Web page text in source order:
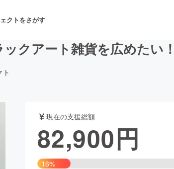
クトをさがす
・パフォーマンス
ファッション
クアート雑貨を広めたい
ト
現在の支援総額
82,900円
16%